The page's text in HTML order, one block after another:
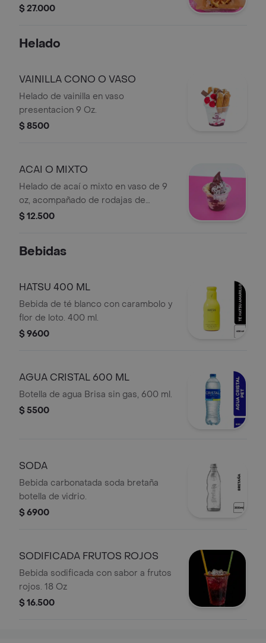
y azúcar glass.
$ 27.000
Helado
VAINILLA CONO O VASO
Helado de vainilla en vaso
presentacion 9 Oz.
$ 8500
ACAI O MIXTO
Helado de acaí o mixto en vaso de 9
oz, acompañado de rodajas de
banano y un toque de canela.
$ 12.500
Bebidas
HATSU 400 ML
Bebida de té blanco con carambolo y
flor de loto. 400 ml.
$ 9600
AGUA CRISTAL 600 ML
Botella de agua Brisa sin gas, 600 ml.
$ 5500
SODA
Bebida carbonatada soda bretaña
botella de vidrio.
$ 6900
SODIFICADA FRUTOS ROJOS
Bebida sodificada con sabor a frutos
rojos. 18 Oz
$ 16.500